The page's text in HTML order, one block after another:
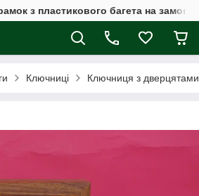
з пластикового багета на
Ключниці Ключниця з дверцятами